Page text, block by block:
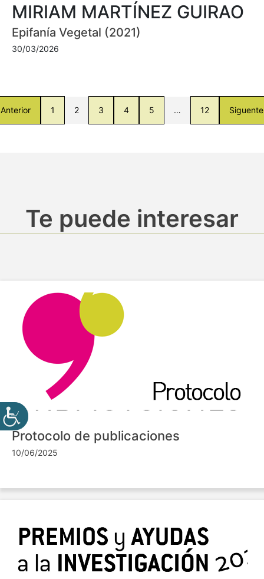
MIRIAM MARTÍNEZ GUIRAO
Epifanía Vegetal (2021)
30/03/2026
Anterior 1 2 3 4 5 … 12 Siguente
Te puede interesar
Protocolo de publicaciones
10/06/2025